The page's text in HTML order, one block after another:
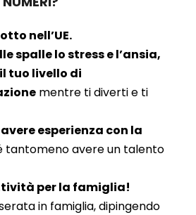
nell’UE.
spalle lo stress e l’ansia,
tuo livello di
mentre ti diverti e ti
esperienza con la
tantomeno avere un talento
per la famiglia!
in famiglia, dipingendo